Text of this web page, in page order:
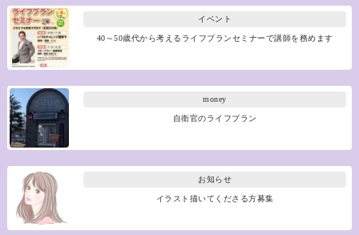
イベント
40～50歳代から考えるライフプランセミナーで講師を務めます
money
自衛官のライフプラン
お知らせ
イラスト描いてくださる方募集